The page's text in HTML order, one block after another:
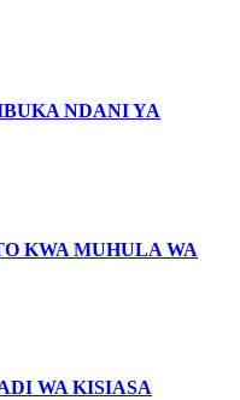
NDANI YA
KWA MUHULA WA
WA KISIASA